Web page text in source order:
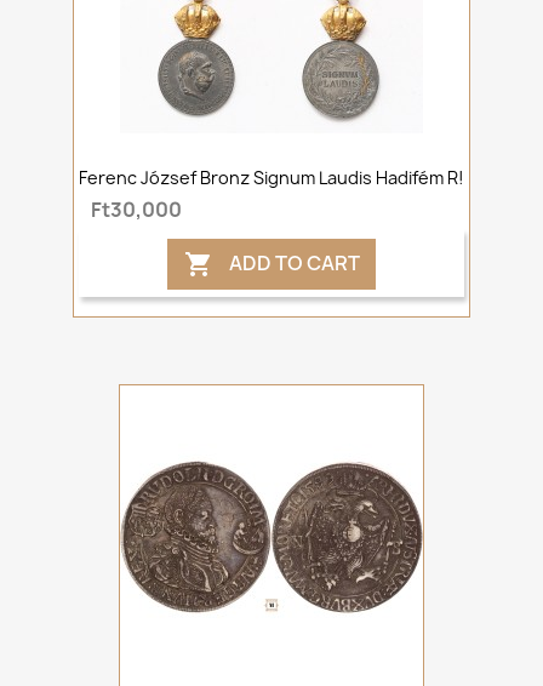
Ferenc József Bronz Signum Laudis Hadifém R!
Ft30,000
 ADD TO CART